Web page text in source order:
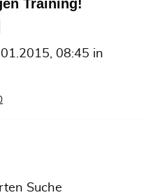
Training!
08:45 in
Suche